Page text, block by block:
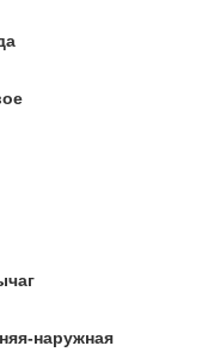
наружная